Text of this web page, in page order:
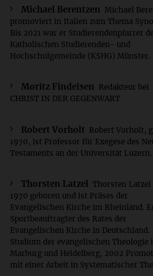
Michael Berentzen
Michael
promoviert in Italien zum Thema
Bis 2021 war er Studierendenpfarrer
Katholischen Studierenden- und
Hochschulgemeinde (KSHG) Münster.
Moritz Findeisen
Redakteur bei
CHRIST IN DER GEGENWART
Robert Vorholt
Robert Vorholt,
1970, ist Professor für Exegese des
Testaments an der Universität Luzern.
Thorsten Latzel
Thorsten Latzel
1970 geboren und ist Präses der
Evangelischen Kirche im Rheinland.
Sportbeauftragter des Rates der
Evangelischen Kirche in Deutschland.
Studium der evangelischen Theologie
Marburg und Heidelberg, 2002
mit einer Arbeit in Systematischer